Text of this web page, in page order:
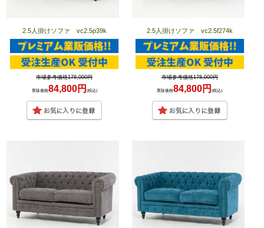
2.5人掛けソファ vc2.5p39k
市場参考価格178,000円
業販価格84,800円 (税込)
2.5人掛けソファ vc2.5f274k
市場参考価格178,000円
業販価格84,800円(税込)